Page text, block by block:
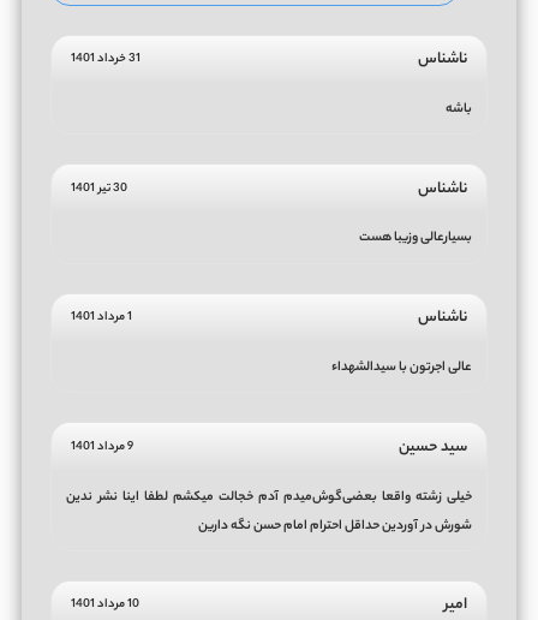
ناشناس 31 خرداد 1401
باشه
ناشناس 30 تیر 1401
بسیارعالی وزیبا هست
ناشناس 1 مرداد 1401
عالی اجرتون با سیدالشهداء
سید حسین 9 مرداد 1401
خیلی زشته واقعا بعضی‌گوش‌میدم آدم خجالت میکشم لطفا اینا نشر ندین
شورش در آوردین حداقل احترام امام حسن نگه دارین
امیر 10 مرداد 1401